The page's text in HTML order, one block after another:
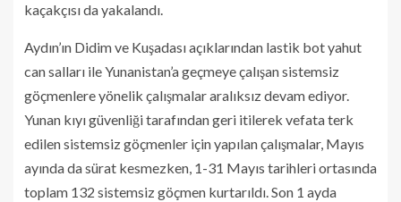
kaçakçısı da yakalandı.
Aydın’ın Didim ve Kuşadası açıklarından lastik bot yahut
can salları ile Yunanistan’a geçmeye çalışan sistemsiz
göçmenlere yönelik çalışmalar aralıksız devam ediyor.
Yunan kıyı güvenliği tarafından geri itilerek vefata terk
edilen sistemsiz göçmenler için yapılan çalışmalar, Mayıs
ayında da sürat kesmezken, 1-31 Mayıs tarihleri ortasında
toplam 132 sistemsiz göçmen kurtarıldı. Son 1 ayda